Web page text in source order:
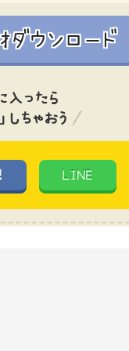
ダウンロード
入ったら
しちゃおう
LINE